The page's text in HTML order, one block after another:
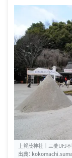
上賀茂神社｜三菱UFJ
出典：